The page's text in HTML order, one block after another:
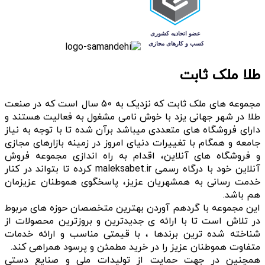
طلا ملک ثابت
مجموعه های ملک ثابت که نزدیک به 50 سال است که در صنعت
طلا در شهر جهانی یزد با خوش نامی مشغول به فعالیت هستند و
دارای فروشگاه های متعددی میباشد برآن شده تا با توجه به نیاز
جامعه و همگام با تغییرات دنیای امروز در زمینه بازارهای مجازی
و فروشگاه های آنلاین، اقدام به راه اندازی مجموعه فروش
آنلاین خود با درگاه رسمی maleksabet.ir کرده تا بتواند در کنار
خدمت رسانی به همشهریان عزیز، پاسخگوی هموطنان عزیزمان
هم باشد.
این مجموعه با گردهم آوردن بهترین متخصصان حوزه های مربوط
در تلاش است تا با ارائه ی جدیدترین و بروزترین محصولات از
شناخته شده ترین برندها ، با قیمتی مناسب و ارائه خدمات
متفاوت هموطنان عزیز را در خرید مطمئن و پرسود همراهی کند.
همچنین در جهت حمایت از تولیدات ملی و صنایع دستی